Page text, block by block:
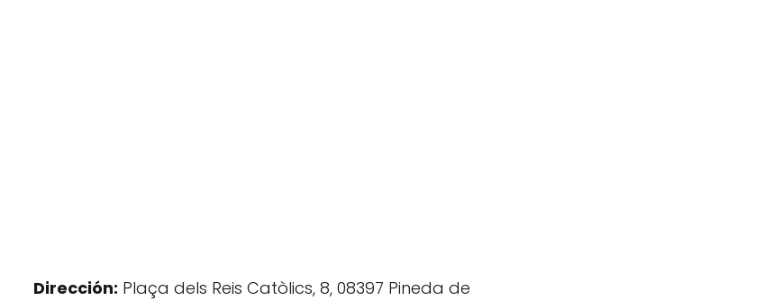
Dirección: Plaça dels Reis Catòlics, 8, 08397 Pineda de